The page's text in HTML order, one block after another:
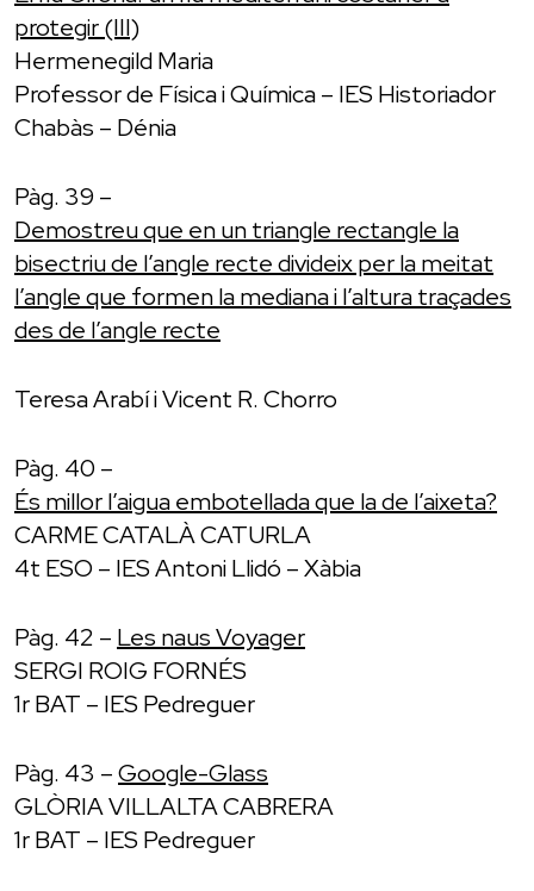
protegir (III)
Hermenegild Maria
Professor de Física i Química – IES Historiador
Chabàs – Dénia
Pàg. 39 –
Demostreu que en un triangle rectangle la
bisectriu de l’angle recte divideix per la meitat
l’angle que formen la mediana i l’altura traçades
des de l’angle recte
Teresa Arabí i Vicent R. Chorro
Pàg. 40 –
És millor l’aigua embotellada que la de l’aixeta?
CARME CATALÀ CATURLA
4t ESO – IES Antoni Llidó – Xàbia
Pàg. 42 – Les naus Voyager
SERGI ROIG FORNÉS
1r BAT – IES Pedreguer
Pàg. 43 –Google-Glass
GLÒRIA VILLALTA CABRERA
1r BAT – IES Pedreguer